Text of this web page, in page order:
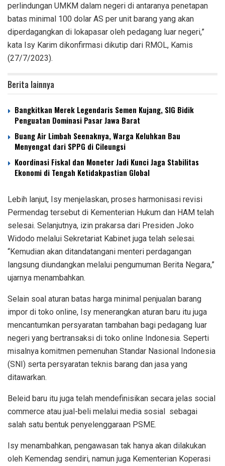
perlindungan UMKM dalam negeri di antaranya penetapan
batas minimal 100 dolar AS per unit barang yang akan
diperdagangkan di lokapasar oleh pedagang luar negeri,”
kata Isy Karim dikonfirmasi dikutip dari RMOL, Kamis
(27/7/2023).
Berita lainnya
‎Bangkitkan Merek Legendaris Semen Kujang, SIG Bidik
Penguatan Dominasi Pasar Jawa Barat
‎Buang Air Limbah Seenaknya, Warga Keluhkan Bau
Menyengat dari SPPG di Cileungsi
‎Koordinasi Fiskal dan Moneter Jadi Kunci Jaga Stabilitas
Ekonomi di Tengah Ketidakpastian Global
Lebih lanjut, Isy menjelaskan, proses harmonisasi revisi
Permendag tersebut di Kementerian Hukum dan HAM telah
selesai. Selanjutnya, izin prakarsa dari Presiden Joko
Widodo melalui Sekretariat Kabinet juga telah selesai.
“Kemudian akan ditandatangani menteri perdagangan
langsung diundangkan melalui pengumuman Berita Negara,”
ujarnya menambahkan.
Selain soal aturan batas harga minimal penjualan barang
impor di toko online, Isy menerangkan aturan baru itu juga
mencantumkan persyaratan tambahan bagi pedagang luar
negeri yang bertransaksi di toko online Indonesia. Seperti
misalnya komitmen pemenuhan Standar Nasional Indonesia
(SNI) serta persyaratan teknis barang dan jasa yang
ditawarkan.
Beleid baru itu juga telah mendefinisikan secara jelas social
commerce atau jual-beli melalui media sosial sebagai
salah satu bentuk penyelenggaraan PSME.
Isy menambahkan, pengawasan tak hanya akan dilakukan
oleh Kemendag sendiri, namun juga Kementerian Koperasi